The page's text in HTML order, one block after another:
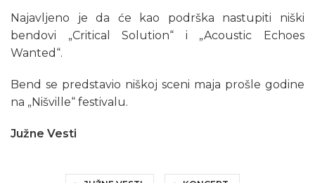
Najavljeno je da će kao podrška nastupiti niški
bendovi „Critical Solution“ i „Acoustic Echoes
Wanted“.
Bend se predstavio niškoj sceni maja prošle godine
na „Nišville“ festivalu.
Južne Vesti